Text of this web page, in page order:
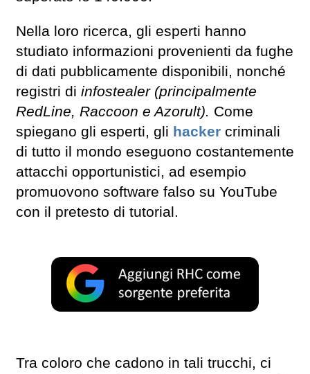
Nella loro ricerca, gli esperti hanno
studiato informazioni provenienti da fughe
di dati pubblicamente disponibili, nonché
registri di infostealer (principalmente
RedLine, Raccoon e Azorult). Come
spiegano gli esperti, gli hacker criminali
di tutto il mondo eseguono costantemente
attacchi opportunistici, ad esempio
promuovono software falso su YouTube
con il pretesto di tutorial.
Tra coloro che cadono in tali trucchi, ci